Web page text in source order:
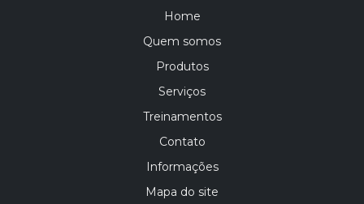
Home
Quem somos
Produtos
Serviços
Treinamentos
Contato
Informações
Mapa do site